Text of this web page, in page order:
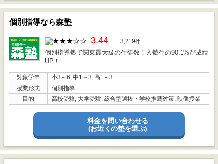
個別指導なら森塾
3.44 3,219件
個別指導塾で関東最大級の生徒数！入塾生の90.1%が成績
UP！
対象学年
小3～6, 中1～3, 高1～3
授業形式
個別指導
目的
高校受験, 大学受験, 総合型選抜・学校推薦対策, 映像授業
料金を問い合わせる
(お近くの塾を選ぶ)